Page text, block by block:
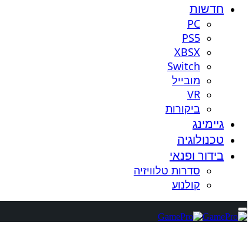
חדשות
PC
PS5
XBSX
Switch
מובייל
VR
ביקורות
גיימינג
טכנולוגיה
בידור ופנאי
סדרות טלוויזיה
קולנוע